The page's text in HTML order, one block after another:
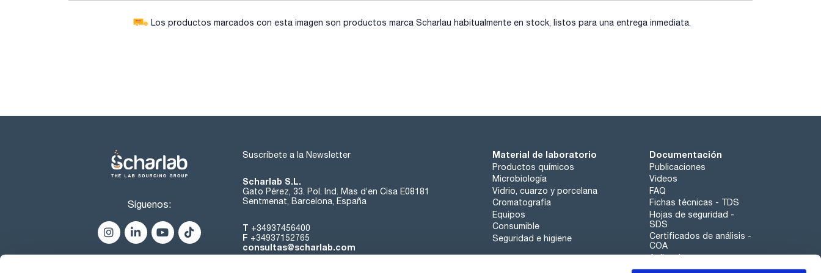
Los productos marcados con esta imagen son productos marca Scharlau habitualmente en stock, listos para una entrega inmediata.
Síguenos:
Suscríbete a la Newsletter
Scharlab S.L.
Gato Pérez, 33. Pol. Ind. Mas d’en Cisa E08181
Sentmenat, Barcelona, España
T +34937456400
F +34937152765
consultas@scharlab.com
Material de laboratorio
Productos químicos
Microbiología
Vidrio, cuarzo y porcelana
Cromatografía
Equipos
Consumible
Seguridad e higiene
Documentación
Publicaciones
Videos
FAQ
Fichas técnicas - TDS
Hojas de seguridad -
SDS
Certificados de análisis -
COA
Aplicaciones
Tabla Periódica